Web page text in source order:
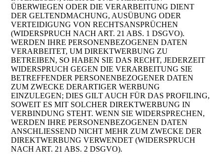
ÜBERWIEGEN ODER DIE VERARBEITUNG DIENT
DER GELTENDMACHUNG, AUSÜBUNG ODER
VERTEIDIGUNG VON RECHTSANSPRÜCHEN
(WIDERSPRUCH NACH ART. 21 ABS. 1 DSGVO).
WERDEN IHRE PERSONENBEZOGENEN DATEN
VERARBEITET, UM DIREKTWERBUNG ZU
BETREIBEN, SO HABEN SIE DAS RECHT, JEDERZEIT
WIDERSPRUCH GEGEN DIE VERARBEITUNG SIE
BETREFFENDER PERSONENBEZOGENER DATEN
ZUM ZWECKE DERARTIGER WERBUNG
EINZULEGEN; DIES GILT AUCH FÜR DAS PROFILING,
SOWEIT ES MIT SOLCHER DIREKTWERBUNG IN
VERBINDUNG STEHT. WENN SIE WIDERSPRECHEN,
WERDEN IHRE PERSONENBEZOGENEN DATEN
ANSCHLIESSEND NICHT MEHR ZUM ZWECKE DER
DIREKTWERBUNG VERWENDET (WIDERSPRUCH
NACH ART. 21 ABS. 2 DSGVO).